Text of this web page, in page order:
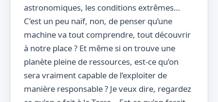
astronomiques, les conditions extrêmes…
C’est un peu naïf, non, de penser qu’une
machine va tout comprendre, tout découvrir
à notre place ? Et même si on trouve une
planète pleine de ressources, est-ce qu’on
sera vraiment capable de l’exploiter de
manière responsable ? Je veux dire, regardez